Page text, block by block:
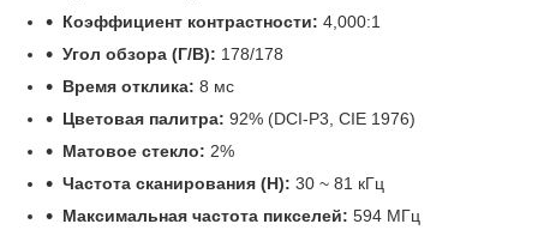
Коэффициент контрастности: 4,000:1
Угол обзора (Г/В): 178/178
Время отклика: 8 мс
Цветовая палитра: 92% (DCI-P3, CIE 1976)
Матовое стекло: 2%
Частота сканирования (H): 30 ~ 81 кГц
Максимальная частота пикселей: 594 МГц